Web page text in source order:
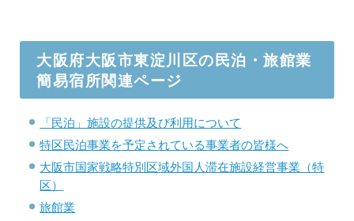
大阪府大阪市東淀川区の民泊・旅館業
簡易宿所関連ページ
「民泊」施設の提供及び利用について
特区民泊事業を予定されている事業者の皆様へ
大阪市国家戦略特別区域外国人滞在施設経営事業（特
区）
旅館業